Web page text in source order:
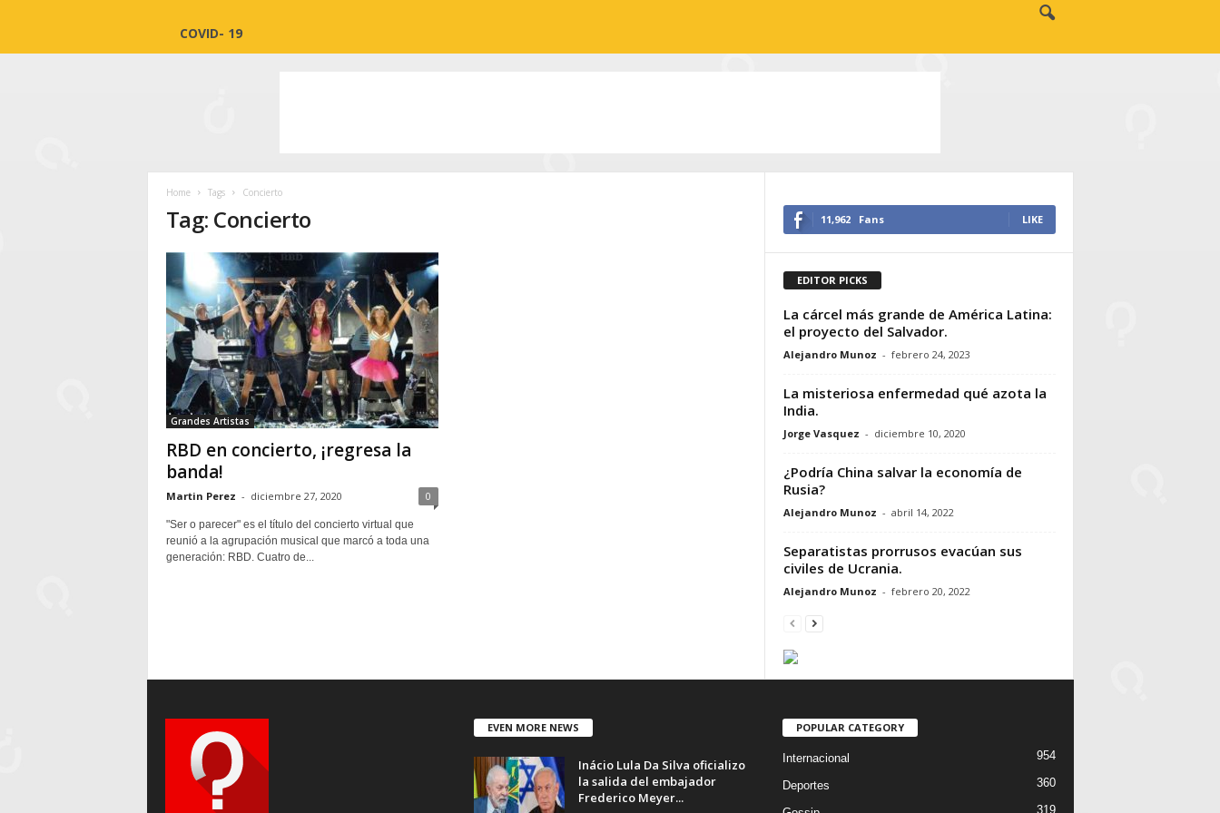
COVID- 19
Home Tags Concierto
Tag: Concierto
Grandes Artistas
RBD en concierto, ¡regresa la
banda!
Martin Perez - diciembre 27, 2020 0
"Ser o parecer" es el título del concierto virtual que
reunió a la agrupación musical que marcó a toda una
generación: RBD. Cuatro de...
11,962 Fans LIKE
EDITOR PICKS
La cárcel más grande de América Latina:
el proyecto del Salvador.
Alejandro Munoz - febrero 24, 2023
La misteriosa enfermedad qué azota la
India.
Jorge Vasquez - diciembre 10, 2020
¿Podría China salvar la economía de
Rusia?
Alejandro Munoz - abril 14, 2022
Separatistas prorrusos evacúan sus
civiles de Ucrania.
Alejandro Munoz - febrero 20, 2022
EVEN MORE NEWS
Inácio Lula Da Silva oficializo
la salida del embajador
Frederico Meyer...
POPULAR CATEGORY
Internacional 954
Deportes 360
319